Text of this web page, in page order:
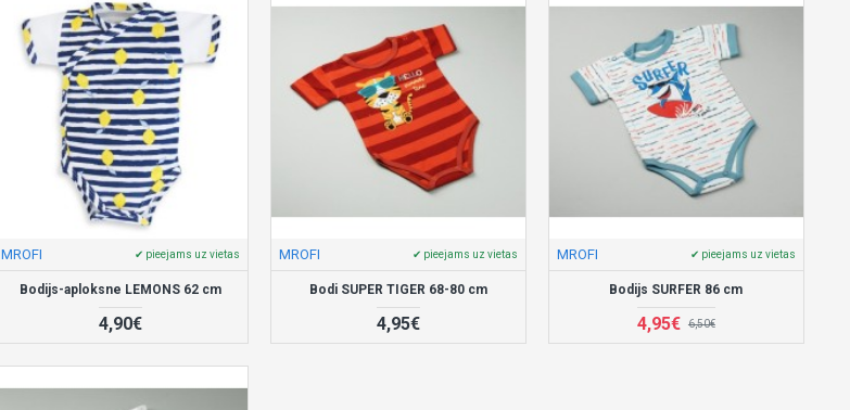
MROFI ✔ pieejams uz vietas
Bodijs-aploksne LEMONS 62 cm
4,90€
MROFI ✔ pieejams uz vietas
Bodi SUPER TIGER 68-80 cm
4,95€
MROFI ✔ pieejams uz vietas
Bodijs SURFER 86 cm
4,95€ 6,50€